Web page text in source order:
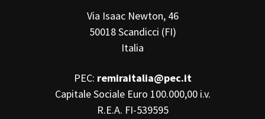
Via Isaac Newton, 46
50018 Scandicci (FI)
Italia
PEC: remiraitalia@pec.it
Capitale Sociale Euro 100.000,00 i.v.
R.E.A. FI-539595